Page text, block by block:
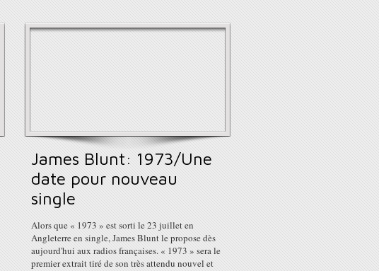
James Blunt: 1973/Une
date pour nouveau
single
Alors que « 1973 » est sorti le 23 juillet en
Angleterre en single, James Blunt le propose dès
aujourd'hui aux radios françaises. « 1973 » sera le
premier extrait tiré de son très attendu nouvel et